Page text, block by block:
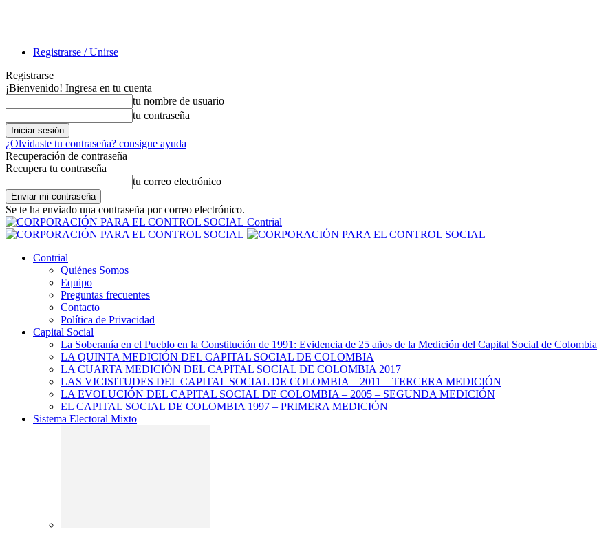
Registrarse / Unirse
Registrarse
¡Bienvenido! Ingresa en tu cuenta
tu nombre de usuario
tu contraseña
¿Olvidaste tu contraseña? consigue ayuda
Recuperación de contraseña
Recupera tu contraseña
tu correo electrónico
Se te ha enviado una contraseña por correo electrónico.
Contrial
Contrial
Quiénes Somos
Equipo
Preguntas frecuentes
Contacto
Política de Privacidad
Capital Social
La Soberanía en el Pueblo en la Constitución de 1991: Evidencia de 25 años de la Medición del Capital Social de Colombia
LA QUINTA MEDICIÓN DEL CAPITAL SOCIAL DE COLOMBIA
LA CUARTA MEDICIÓN DEL CAPITAL SOCIAL DE COLOMBIA 2017
LAS VICISITUDES DEL CAPITAL SOCIAL DE COLOMBIA – 2011 – TERCERA MEDICIÓN
LA EVOLUCIÓN DEL CAPITAL SOCIAL DE COLOMBIA – 2005 – SEGUNDA MEDICIÓN
EL CAPITAL SOCIAL DE COLOMBIA 1997 – PRIMERA MEDICIÓN
Sistema Electoral Mixto